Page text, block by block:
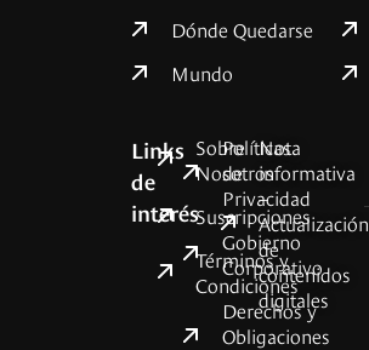
Dónde Quedarse
Mundo
Links
de
interés
Sobre
Nosotros
Suscripciones
Términos y
Condiciones
Políticas
de
Privacidad
Gobierno
Corporativo
Derechos y
Obligaciones
Nota
informativa
–
Actualización
de
contenidos
digitales